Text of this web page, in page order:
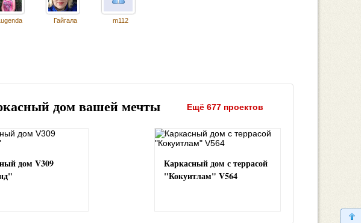
Гайгала m112
дом вашей мечты Ещё 677 проектов
дом V309
Каркасный дом с террасой
"Кокуитлам" V564